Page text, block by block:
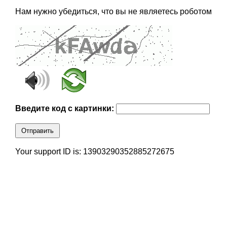
Нам нужно убедиться, что вы не являетесь роботом
Введите код с картинки:
Отправить
Your support ID is: 13903290352885272675